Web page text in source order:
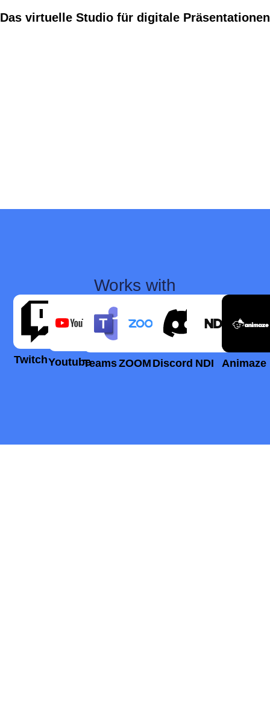
Das virtuelle Studio für digitale Präsentationen
Works with
TwitchYoutubeTeamsZOOM Discord NDI Animaze